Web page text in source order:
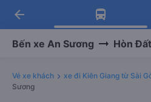
Tải app Vexere
Nhận ưu đãi thành
Tải app Vexere
-30k/ghế khi đặt vé
arrow_back
Bến xe An Sương Hòn Đất
Vé xe khách xe đi Kiên Giang từ Sài
Sương